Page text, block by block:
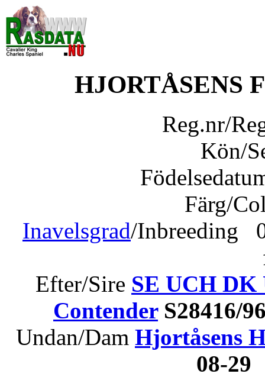
HJORTÅSENS
Reg.nr/
Kön/
Färg/
Inavelsgrad/Inbreeding
Efter/Sire SE UCH DK
ContenderS28416/
Undan/Dam Hjortåsens
08-